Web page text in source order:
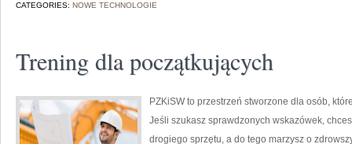
CATEGORIES: NOWE TECHNOLOGIE
Trening dla początkujących
PZKiSW to przestrzeń stworzone dla osób,
Jeśli szukasz sprawdzonych wskazówek,
drogiego sprzętu, a do tego marzysz o